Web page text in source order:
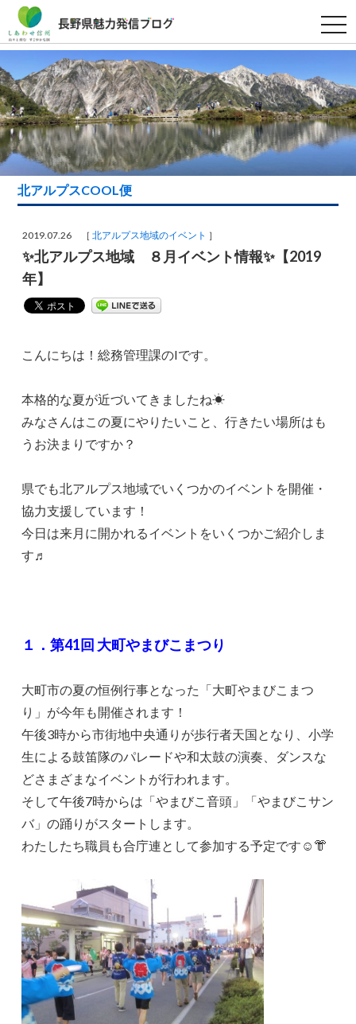
t
o
g
e
n
a
v
i
g
i
北アルプスCOOL便
2019.07.26 ［北アルプス地域のイベント ］
✨北アルプス地域 ８月イベント情報✨【2019
年】
こんにちは！総務管理課のIです。
本格的な夏が近づいてきましたね☀
みなさんはこの夏にやりたいこと、行きたい場所はも
うお決まりですか？
県でも北アルプス地域でいくつかのイベントを開催・
協力支援しています！
今日は来月に開かれるイベントをいくつかご紹介しま
す♬
１．第41回 大町やまびこまつり
大町市の夏の恒例行事となった「大町やまびこまつ
り」が今年も開催されます！
午後3時から市街地中央通りが歩行者天国となり、小学
生による鼓笛隊のパレードや和太鼓の演奏、ダンスな
どさまざまなイベントが行われます。
そして午後7時からは「やまびこ音頭」「やまびこサン
バ」の踊りがスタートします。
わたしたち職員も合庁連として参加する予定です☺👘